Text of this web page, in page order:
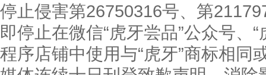
停止侵害第26750316号、第
即停止在微信“虎牙尝品”公众号、
程序店铺中使用与“虎牙”商标相同